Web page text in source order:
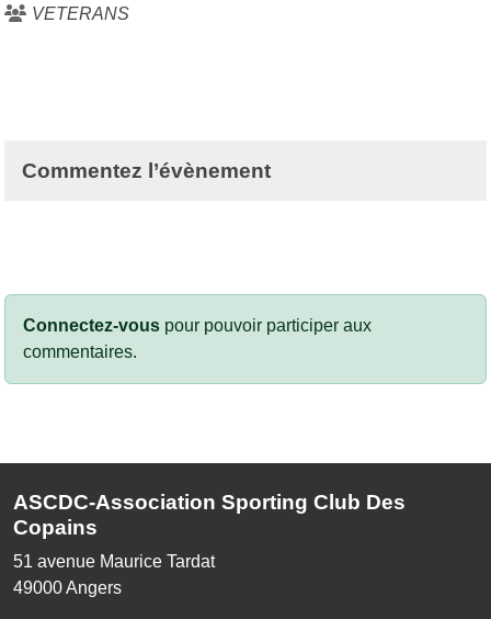
VETERANS
Commentez l’évènement
Connectez-vous pour pouvoir participer aux
commentaires.
ASCDC-Association Sporting Club Des
Copains
51 avenue Maurice Tardat
49000Angers